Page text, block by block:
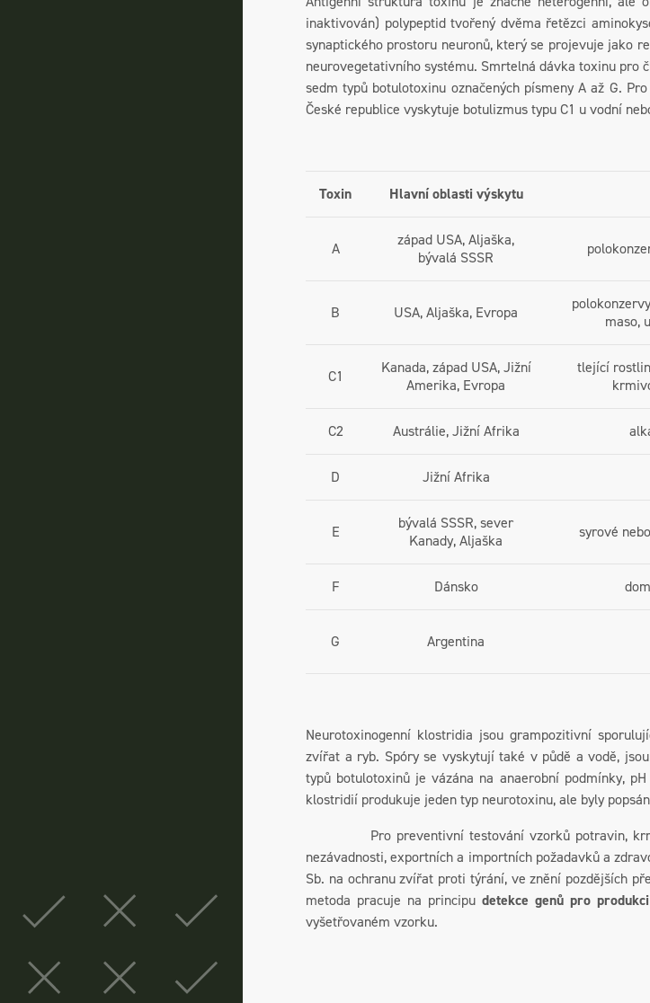
inaktivován) polypeptid tvořený dvěma řetězci
synaptického prostoru neuronů, který se projevuje jako
neurovegetativního systému. Smrtelná dávka toxinu pro
sedm typů botulotoxinu označených písmeny A až G.
České republice vyskytuje botulizmus typu C1 u vodní
Toxin Hlavní oblasti výskytu
A
západ USA, Aljaška,
bývalá SSSR
B USA, Aljaška, Evropa
maso,
C1
Kanada, západ USA, Jižní
Amerika, Evropa
tlející
C2 Austrálie, Jižní Afrika
D Jižní Afrika
E
bývalá SSSR, sever
Kanady, Aljaška
syrové
F Dánsko
G Argentina
Neurotoxinogenní klostridia jsou grampozitivní
zvířat a ryb. Spóry se vyskytují také v půdě a vodě,
typů botulotoxinů je vázána na anaerobní podmínky,
klostridií produkuje jeden typ neurotoxinu, ale byly
Pro preventivní testování vzorků potravin, krmiv
nezávadnosti, exportních a importních požadavků a
Sb. na ochranu zvířat proti týrání, ve znění pozdějších
metoda pracuje na principu detekce genů pro
vyšetřovaném vzorku.